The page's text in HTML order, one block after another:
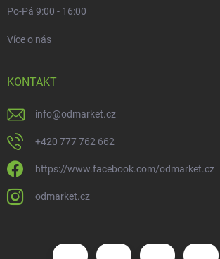
Po-Pá 9:00 - 16:00
Více o nás
KONTAKT
info@odmarket.cz
+420 777 762 662
https://www.facebook.com/odmarket.cz
odmarket.cz